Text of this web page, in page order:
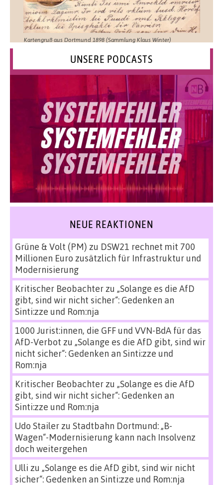
Kartengruß aus Dortmund 1898 (Sammlung Klaus Winter)
UNSERE PODCASTS
NEUE REAKTIONEN
Grüne & Volt (PM) zu DSW21 rechnet mit 700
Millionen Euro zusätzlich für Infrastruktur und
Modernisierung
Kritischer Beobachterzu „Solange es die AfD
gibt, sind wir nicht sicher“: Gedenken an
Sinti:zze und Rom:nja
1000 Jurist:innen, die GFF und VVN-BdA für das
AfD-Verbot zu „Solange es die AfD gibt, sind wir
nicht sicher“: Gedenken an Sinti:zze und
Rom:nja
Kritischer Beobachterzu „Solange es die AfD
gibt, sind wir nicht sicher“: Gedenken an
Sinti:zze und Rom:nja
Udo Stailerzu Stadtbahn Dortmund: „B-
Wagen“-Modernisierung kann nach Insolvenz
doch weitergehen
Ulli zu „Solange es die AfD gibt, sind wir nicht
sicher“: Gedenken an Sinti:zze und Rom:nja